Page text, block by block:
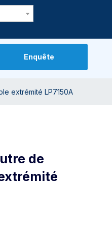
Nous
Enquête
extrémité LP7150A
de